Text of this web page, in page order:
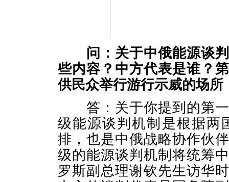
问：关于中俄能源谈
些内容？中方代表是谁？
供民众举行游行示威的场
答：关于你提到的第一
级能源谈判机制是根据两
排，也是中俄战略协作伙
级的能源谈判机制将统筹
罗斯副总理谢钦先生访华